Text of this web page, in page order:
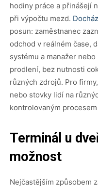
hodiny práce a přinášejí
při výpočtu mezd.
posun: zaměstnanec
odchod v reálném čase,
systému a manažer
prodlení, bez nutnosti
různých zdrojů. Pro
nebo stovky lidí na
kontrolovaným
Terminál u
možnost
Nejčastějším způsobem